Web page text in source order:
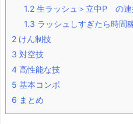
1.2 生ラッシュ＞立中P の連
1.3 ラッシュしすぎたら時間
2 けん制技
3 対空技
4 高性能な技
5 基本コンボ
6 まとめ